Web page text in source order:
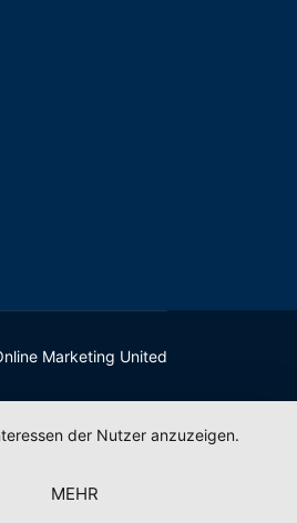
Marketing United
der Nutzer anzuzeigen.
MEHR